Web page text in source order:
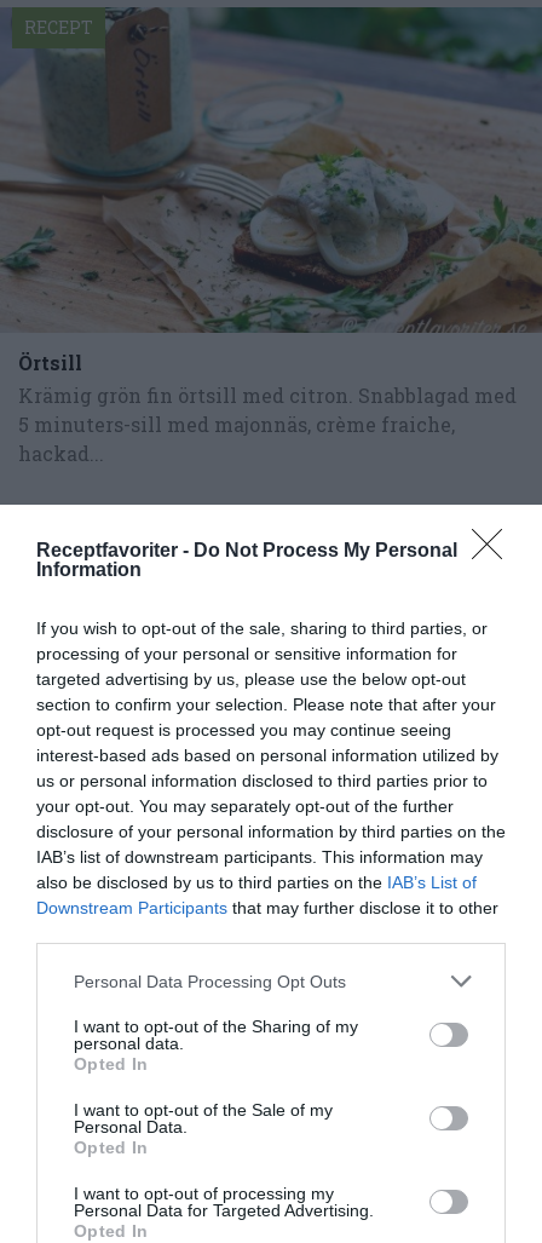
Receptfavoriter - Do Not Process My Personal
Information
If you wish to opt-out of the sale, sharing to third parties, or
processing of your personal or sensitive information for
targeted advertising by us, please use the below opt-out
section to confirm your selection. Please note that after your
opt-out request is processed you may continue seeing
interest-based ads based on personal information utilized by
us or personal information disclosed to third parties prior to
your opt-out. You may separately opt-out of the further
disclosure of your personal information by third parties on the
IAB’s list of downstream participants. This information may
also be disclosed by us to third parties on the IAB’s List of
Downstream Participants that may further disclose it to other
Personal Data Processing Opt Outs
I want to opt-out of the Sharing of my
personal data.
Opted In
I want to opt-out of the Sale of my
Personal Data.
Opted In
I want to opt-out of processing my
Personal Data for Targeted Advertising.
Opted In
Örtsill
Krämig grön fin örtsill med citron. Snabblagad med
5 minuters-sill med majonnäs, crème fraiche,
hackad...
RECEPT
Löjromssill
Löjromssill - den lyxigaste sillen någonsin? En
RECEPT